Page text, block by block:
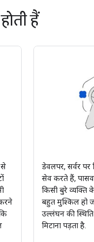
हैं
से
डेवलपर, सर्वर पर
सेव करते हैं,
किसी बुरे व्यक्ति
बहुत मुश्किल हो
उल्लंघन की
मिटाना पड़ता है.